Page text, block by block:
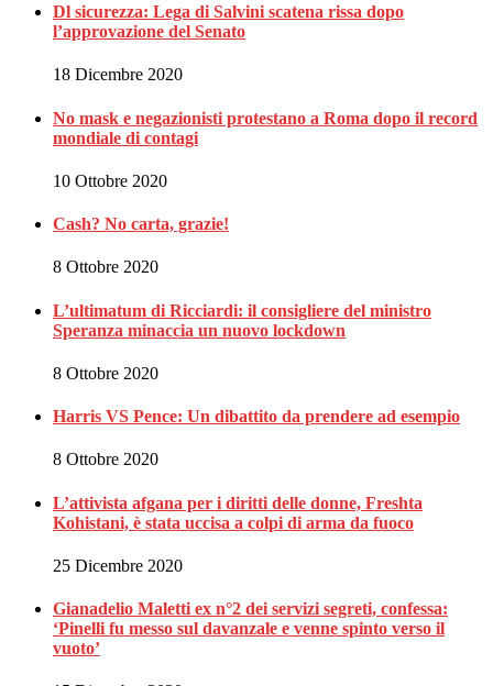
Dl sicurezza: Lega di Salvini scatena rissa dopo
l’approvazione del Senato
18 Dicembre 2020
No mask e negazionisti protestano a Roma dopo il record
mondiale di contagi
10 Ottobre 2020
Cash? No carta, grazie!
8 Ottobre 2020
L’ultimatum di Ricciardi: il consigliere del ministro
Speranza minaccia un nuovo lockdown
8 Ottobre 2020
Harris VS Pence: Un dibattito da prendere ad esempio
8 Ottobre 2020
L’attivista afgana per i diritti delle donne, Freshta
Kohistani, è stata uccisa a colpi di arma da fuoco
25 Dicembre 2020
Gianadelio Maletti ex n°2 dei servizi segreti, confessa:
‘Pinelli fu messo sul davanzale e venne spinto verso il
vuoto’